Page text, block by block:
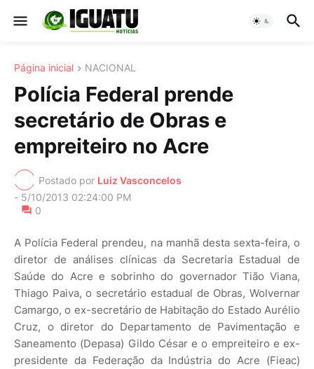
Página inicial NACIONAL
Polícia Federal prende
secretário de Obras e
empreiteiro no Acre
Postado por Luiz Vasconcelos
- 5/10/2013 02:24:00 PM
0
A Polícia Federal prendeu, na manhã desta sexta-feira, o
diretor de análises clínicas da Secretaria Estadual de
Saúde do Acre e sobrinho do governador Tião Viana,
Thiago Paiva, o secretário estadual de Obras, Wolvernar
Camargo, o ex-secretário de Habitação do Estado Aurélio
Cruz, o diretor do Departamento de Pavimentação e
Saneamento (Depasa) Gildo César e o empreiteiro e ex-
presidente da Federação da Indústria do Acre (Fieac)